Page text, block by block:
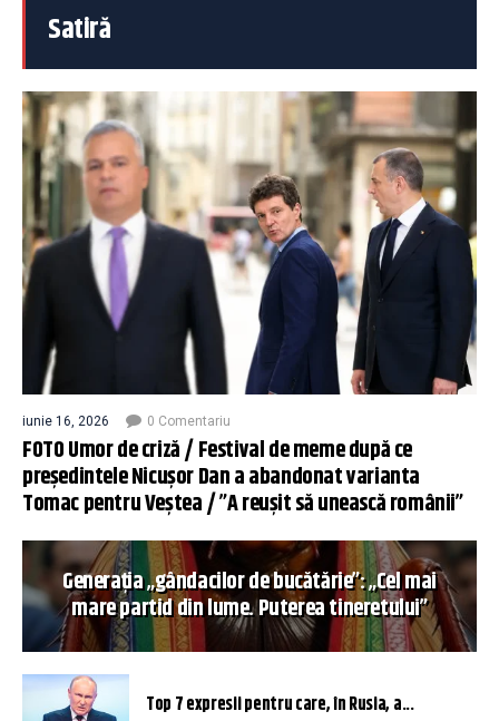
Satiră
iunie 16, 2026 0 Comentariu
FOTO Umor de criză / Festival de meme după ce
președintele Nicușor Dan a abandonat varianta
Tomac pentru Veștea / ”A reușit să unească românii”
Generația „gândacilor de bucătărie”: „Cel mai
mare partid din lume. Puterea tineretului”
Top 7 expresii pentru care, în Rusia, a...